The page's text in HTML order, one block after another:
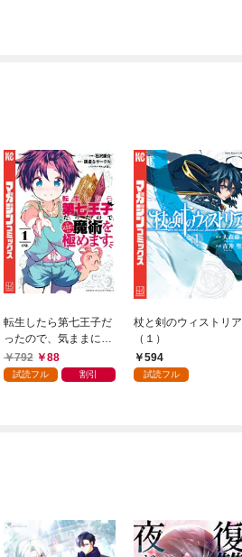
転生したら第七王子だ
ったので、気ままに魔
術を極めます（１）
792 88
試読フル 割引
杖と剣のウィストリア
（１）
594
試読フル